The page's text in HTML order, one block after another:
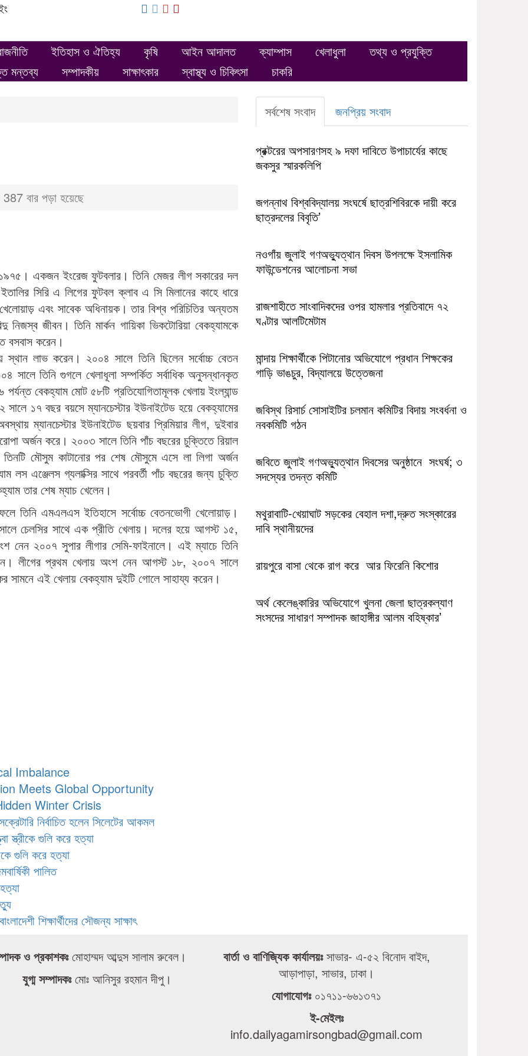
ইতিহাস ও ঐতিহ্য কৃষি আইন আদালত ক্যাম্পাস খেলাধুলা
তথ্য ও প্রযুক্তি
মন্তব্য
সম্পাদকীয় সাক্ষাৎকার স্বাস্থ্য ও চিকিৎসা চাকরি
387 বার পড়া হয়েছে
একজন ইংরেজ ফুটবলার। তিনি মেজর লীগ সকারের দল
সিরি এ লিগের ফুটবল ক্লাব এ সি মিলানের কাহে ধারে
এবং সাবেক অধিনায়ক। তার বিশ্ব পরিচিতির অন্যতম
জীবন। তিনি মার্কন গায়িকা ভিকটোরিয়া বেকহ্যামকে
বসবাস করেন।
স্থান লাভ করেন। ২০০৪ সালে তিনি ছিলেন সর্বোচ্চ বেতন
তিনি গুগলে খেলাধূলা সম্পর্কিত সর্বাধিক অনুসন্ধানকৃত
বেকহ্যাম মোট ৫৮টি প্রতিযোগিতামূলক খেলায় ইংল্যান্ড
১৭ বছর বয়সে ম্যানচেস্টার ইউনাইটেড হয়ে বেকহ্যামের
ম্যানচেস্টার ইউনাইটেড ছয়বার প্রিমিয়ার লীগ, দুইবার
অর্জন করে। ২০০৩ সালে তিনি পাঁচ বছরের চুক্তিতে রিয়াল
তিনটি মৌসুম কাটানোর পর শেষ মৌসুমে এসে লা লিগা অর্জন
লস এঞ্জেলস গ্যলাক্সির সাথে পরবর্তী পাঁচ বছরের জন্য চুক্তি
তার শেষ ম্যাচ খেলেন।
তিনি এমএলএস ইতিহাসে সর্বোচ্চ বেতনভোগী খেলোয়াড়।
চেলসির সাথে এক প্রীতি খেলায়। দলের হয়ে আগস্ট ১৫,
নেন ২০০৭ সুপার লীগার সেমি-ফাইনালে। এই ম্যাচে তিনি
লীগের প্রথম খেলায় অংশ নেন আগস্ট ১৮, ২০০৭ সালে
সামনে এই খেলায় বেকহ্যাম দুইটি গোলে সাহায্য করেন।
Imbalance
Meets Global Opportunity
Winter Crisis
নির্বাচিত হলেন সিলেটের আকমল
স্ত্রীকে গুলি করে হত্যা
গুলি করে হত্যা
পালিত
শিক্ষার্থীদের সৌজন্য সাক্ষাৎ
সর্বশেষ সংবাদ জনপ্রিয় সংবাদ
প্রক্টরের অপসারণসহ ৯ দফা দাবিতে উপাচার্যের কাছে
জকসুর স্মারকলিপি
জগন্নাথ বিশ্ববিদ্যালয় সংঘর্ষে ছাত্রশিবিরকে দায়ী করে
ছাত্রদলের বিবৃতি’
নওগাঁয় জুলাই গণঅভ্যুত্থান দিবস উপলক্ষে ইসলামিক
ফাউন্ডেশনের আলোচনা সভা
রাজশাহীতে সাংবাদিকদের ওপর হামলার প্রতিবাদে ৭২
ঘণ্টার আলটিমেটাম
মান্দায় শিক্ষার্থীকে পিটানোর অভিযোগে প্রধান শিক্ষকের
গাড়ি ভাঙচুর, বিদ্যালয়ে উত্তেজনা
জবিস্থ রিসার্চ সোসাইটির চলমান কমিটির বিদায় সংবর্ধনা ও
নবকমিটি গঠন
জবিতে জুলাই গণঅভ্যুত্থান দিবসের অনুষ্ঠানে সংঘর্ষ; ৩
সদস্যের তদন্ত কমিটি
মথুরাবাটি-খেয়াঘাট সড়কের বেহাল দশা,দ্রুত সংস্কারের
দাবি স্থানীয়দের
রায়পুরে বাসা থেকে রাগ করে আর ফিরেনি কিশোর
অর্থ কেলেঙ্কারির অভিযোগে খুলনা জেলা ছাত্রকল্যাণ
সংসদের সাধারণ সম্পাদক জাহাঙ্গীর আলম বহিষ্কার’
ও প্রকাশকঃমোহাম্মদ আব্দুস সালাম রুবেল।
যুগ্ম সম্পাদকঃমোঃ আনিসুর রহমান দীপু।
বার্তা ও বাণিজ্যিক কার্যালয়ঃসাভার- এ-৫২ বিনোদ বাইদ,
আড়াপাড়া, সাভার, ঢাকা।
যোগাযোগঃ০১৭১১-৬৬১৩৭১
ই-মেইলঃ
info.dailyagamirsongbad@gmail.com